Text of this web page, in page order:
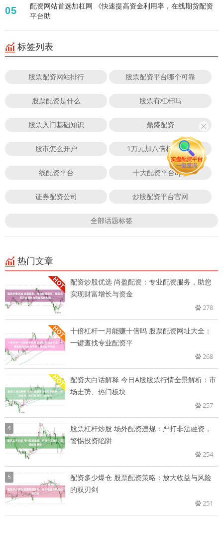
05
配资网站首选加杠网 《快速提高资金利用率，在线期货配资
平台助
标签列表
股票配资网站排行 股票配资平台哪个可靠
股票配资是什么 股票有杠杆吗
股票入门基础知识 鼎盛配资
股市怎么开户 1万元加八倍杠杆炒股
线配资平台 十大配资平台app
证券配资公司 炒股配资平台官网
全部话题标签
热门文章
配资炒股优选 尚盈配资：专业配资服务，助您
实现财富增长与资金
278
十倍杠杆一月能赚十倍吗 股票配资网址大全：
一键查找专业配资平
268
配资大白话解释 今日A股股票行情全景解析：市
场走势、热门板块
257
4
股票杠杆炒股 场外配资违规：严打非法融资，
警惕投资陷阱
254
5
配资多少爆仓 股票配资策略：放大收益与风险
的双刃剑
251